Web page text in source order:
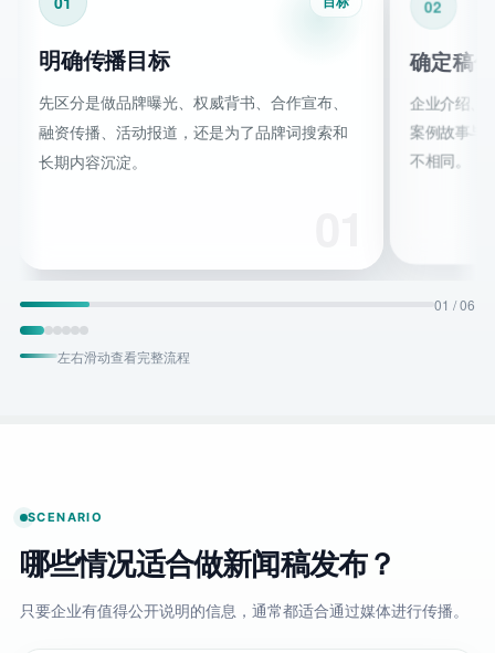
明确传播目标
先区分是做品牌曝光、权威背书、合作宣布、
融资传播、活动报道，还是为了品牌词搜索和
长期内容沉淀。
02
确定稿
企业介绍、
案例故事与
不相同。
01 / 06
左右滑动查看完整流程
SCENARIO
哪些情况适合做新闻稿发布？
只要企业有值得公开说明的信息，通常都适合通过媒体进行传播。